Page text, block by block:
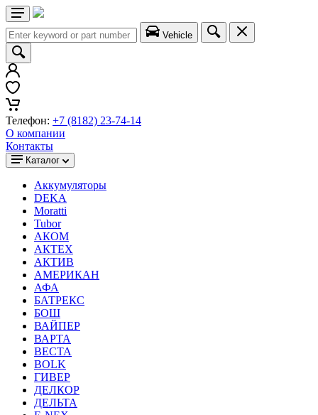
Vehicle
Телефон: +7 (8182) 23-74-14
О компании
Контакты
Каталог
Аккумуляторы
DEKA
Moratti
Tubor
АКОМ
АКТЕХ
АКТИВ
АМЕРИКАН
АФА
БАТРЕКС
БОШ
ВАЙПЕР
ВАРТА
ВЕСТА
ВОLK
ГИВЕР
ДЕЛКОР
ДЕЛЬТА